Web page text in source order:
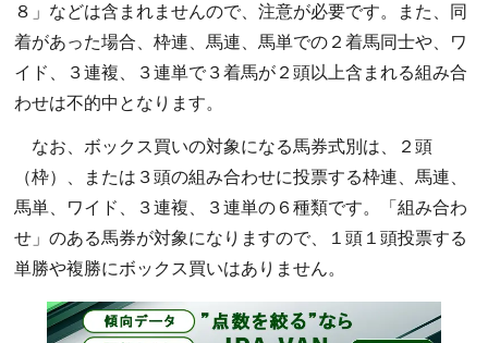
８」などは含まれませんので、注意が必要です。また、同
着があった場合、枠連、馬連、馬単での２着馬同士や、ワ
イド、３連複、３連単で３着馬が２頭以上含まれる組み合
わせは不的中となります。
なお、ボックス買いの対象になる馬券式別は、２頭
（枠）、または３頭の組み合わせに投票する枠連、馬連、
馬単、ワイド、３連複、３連単の６種類です。「組み合わ
せ」のある馬券が対象になりますので、１頭１頭投票する
単勝や複勝にボックス買いはありません。